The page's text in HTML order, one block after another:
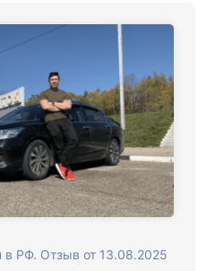
в РФ. Отзыв от 13.08.2025